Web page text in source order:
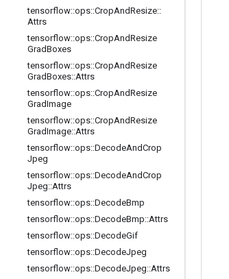
tensorflow::ops::CropAndResize::
Attrs
tensorflow::ops::CropAndResize
GradBoxes
tensorflow::ops::CropAndResize
GradBoxes::Attrs
tensorflow::ops::CropAndResize
GradImage
tensorflow::ops::CropAndResize
GradImage::Attrs
tensorflow::ops::DecodeAndCrop
Jpeg
tensorflow::ops::DecodeAndCrop
Jpeg::Attrs
tensorflow::ops::DecodeBmp
tensorflow::ops::DecodeBmp::Attrs
tensorflow::ops::DecodeGif
tensorflow::ops::DecodeJpeg
tensorflow::ops::DecodeJpeg::Attrs